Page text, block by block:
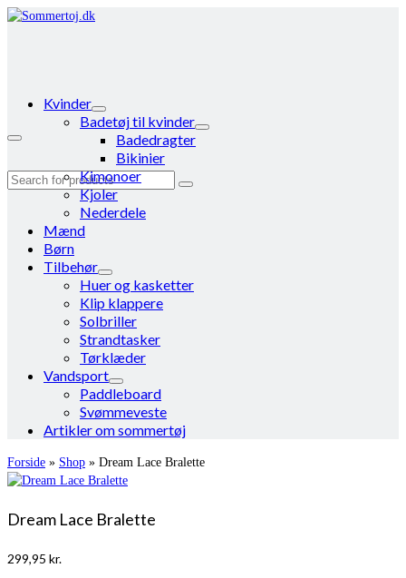
Search
Kvinder
Badetøj til kvinder
Badedragter
Bikinier
Kimonoer
Kjoler
Nederdele
Mænd
Børn
Tilbehør
Huer og kasketter
Klip klappere
Solbriller
Strandtasker
Tørklæder
Vandsport
Paddleboard
Svømmeveste
Artikler om sommertøj
Forside » Shop » Dream Lace Bralette
Dream Lace Bralette
299,95 kr.